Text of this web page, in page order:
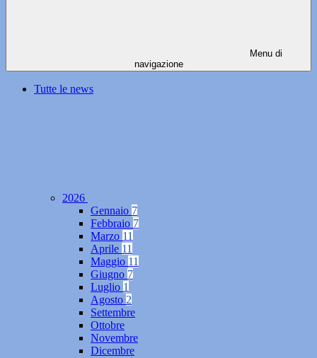
Menu di
navigazione
Tutte le news
2026
Gennaio 7
Febbraio 7
Marzo 11
Aprile 11
Maggio 11
Giugno 7
Luglio 1
Agosto 2
Settembre
Ottobre
Novembre
Dicembre